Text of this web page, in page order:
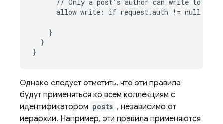
// Only a post's author can write to
allow write : if request .auth != null
}
}
}
Однако следует отметить, что эти правила
будут применяться ко всем коллекциям с
идентификатором posts , независимо от
иерархии. Например, эти правила применяются